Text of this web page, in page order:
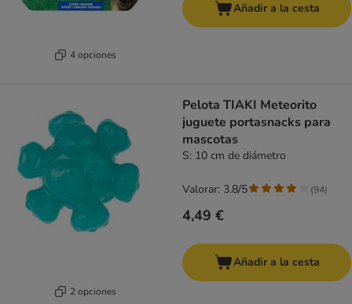
4 opciones
Añadir a la cesta
2 opciones
Pelota TIAKI Meteorito
juguete portasnacks para
mascotas
S: 10 cm de diámetro
4,49 €
Valorar: 3.8/5 (94)
Añadir a la cesta